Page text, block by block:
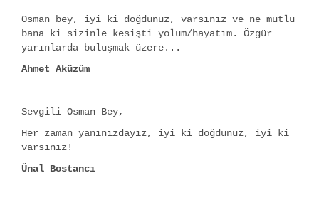
Osman bey, iyi ki doğdunuz, varsınız ve ne mutlu
bana ki sizinle kesişti yolum/hayatım. Özgür
yarınlarda buluşmak üzere...
Ahmet Aküzüm
Sevgili Osman Bey,
Her zaman yanınızdayız, iyi ki doğdunuz, iyi ki
varsınız!
Ünal Bostancı